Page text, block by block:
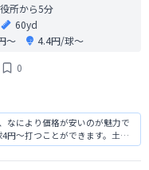
所から5分
60yd
〜
4.4円/球〜
0
なにより価格が安いのが魅力で
円〜打つことができます。土日
とても安く打ちっぱなしの練習
らいしか距離がないのが残念な